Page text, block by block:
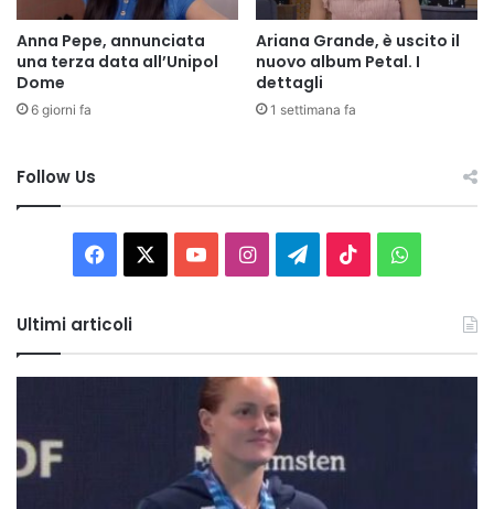
Anna Pepe, annunciata
una terza data all’Unipol
Dome
6 giorni fa
Ariana Grande, è uscito il
nuovo album Petal. I
dettagli
1 settimana fa
Follow Us
Facebook You InstagramTelegram
TikTok
Ultimi articoli